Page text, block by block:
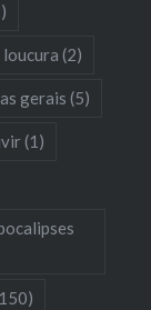
loucura (2)
gerais (5)
(1)